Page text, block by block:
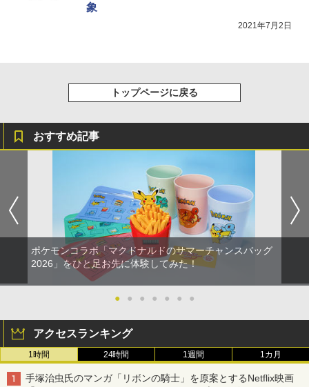
象
2021年7月2日
トップページに戻る
おすすめ記事
ポケモンコラボ「マクドナルドのサマーチャンスバッグ
2026」をひと足お先に体験してみた！
● ● ● ● ● ● ●
アクセスランキング
1時間 24時間 1週間 1カ月
手塚治虫氏のマンガ「リボンの騎士」を原案とするNetflix映画